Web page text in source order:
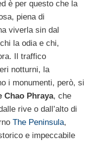
è per questo che la
piena di
viverla sin dal
la odia e chi,
Il traffico
notturni, la
i monumenti, però, si
Chao Phraya, che
rive o dall’alto di
The Peninsula,
e impeccabile